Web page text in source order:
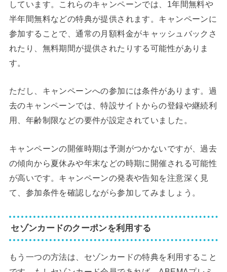
しています。これらのキャンペーンでは、1年間無料や
半年間無料などの特典が提供されます。キャンペーンに
参加することで、通常の月額料金がキャッシュバックさ
れたり、無料期間が提供されたりする可能性がありま
す。
ただし、キャンペーンへの参加には条件があります。過
去のキャンペーンでは、特設サイトからの登録や継続利
用、年齢制限などの要件が設定されていました。
キャンペーンの開催時期は予測がつかないですが、過去
の傾向から夏休みや年末などの時期に開催される可能性
が高いです。キャンペーンの発表や告知を注意深く見
て、参加条件を確認しながら参加してみましょう。
セゾンカードのクーポンを利用する
もう一つの方法は、セゾンカードの特典を利用すること